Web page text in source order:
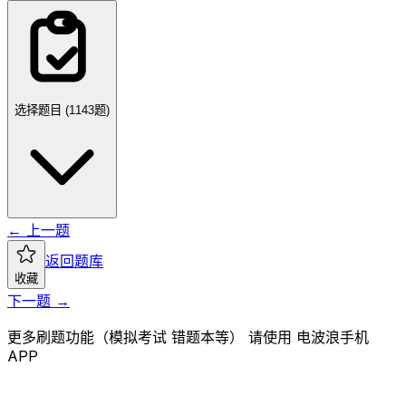
选择题目 (1143题)
← 上一题
收藏
返回题库
下一题 →
更多刷题功能（模拟考试 错题本等） 请使用 电波浪手机
APP